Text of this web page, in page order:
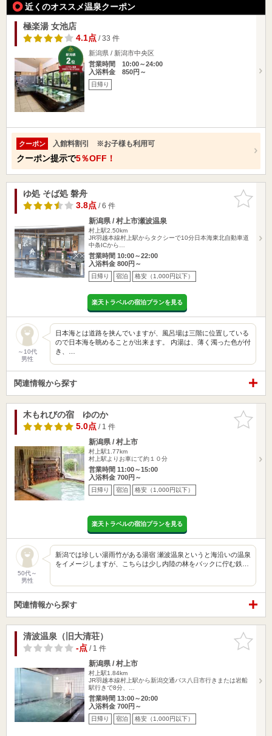
近くのオススメ温泉クーポン
極楽湯 女池店
4.1点/ 33 件
新潟県 / 新潟市中央区
営業時間 10:00～24:00
入浴料金 850円～
日帰り
クーポン 入館料割引 ※お子様も利用可
クーポン提示で5％OFF！
お気に入
りに追加
ゆ処 そば処 磐舟
3.8点/ 6 件
新潟県 / 村上市瀬波温泉
村上駅2.50km
JR羽越本線村上駅からタクシーで10分日本海東北自動車道
中条ICから…
営業時間 10:00～22:00
入浴料金 800円～
日帰り 宿泊 格安（1,000円以下）
楽天トラベルの宿泊プランを見る
～10代
男性
日本海とは道路を挟んでいますが、風呂場は三階に位置している
ので日本海を眺めることが出来ます。 内湯は、薄く濁った色が付
き、…
関連情報から探す
お気に入
りに追加
木もれびの宿 ゆのか
5.0点/ 1 件
新潟県 / 村上市
村上駅1.77km
村上駅よりお車にて約１０分
営業時間 11:00～15:00
入浴料金 700円～
日帰り 宿泊 格安（1,000円以下）
楽天トラベルの宿泊プランを見る
50代～
男性
新潟では珍しい湯雨竹がある湯宿 瀬波温泉というと海沿いの温泉
をイメージしますが、こちらは少し内陸の林をバックに佇む鉄…
関連情報から探す
お気に入
りに追加
清波温泉（旧大清荘）
-点/ 1 件
新潟県 / 村上市
村上駅1.84km
JR羽越本線村上駅から新潟交通バス八日市行きまたは岩船
駅行きで8分、…
営業時間 13:00～20:00
入浴料金 700円～
日帰り 宿泊 格安（1,000円以下）